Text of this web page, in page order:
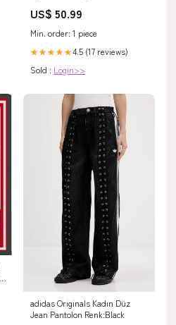
US$ 50.99
Min. order: 1 piece
★★★★★4.5 (17 reviews)
Sold : Login>>
adidas Originals Kadın Düz
Jean Pantolon Renk:Black